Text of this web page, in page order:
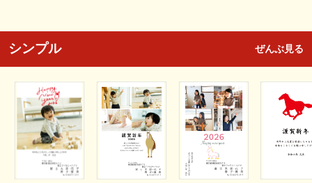
シンプル ぜんぶ見る